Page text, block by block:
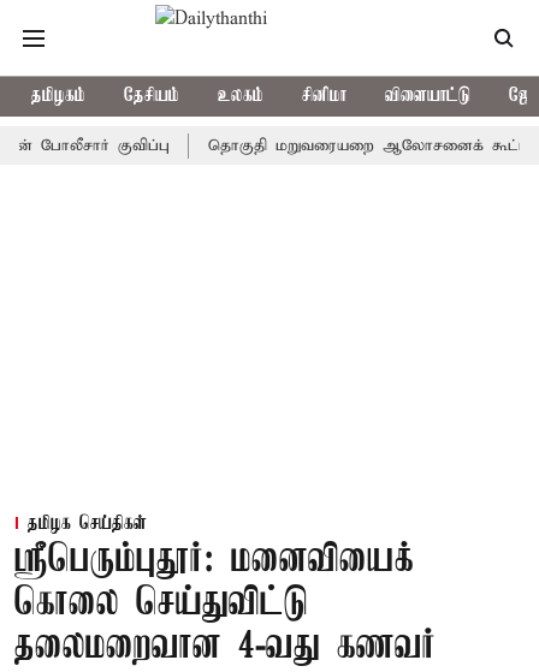
தமிழகம் தேசியம் உலகம் சினிமா விளையாட்டு
குவிப்பு தொகுதி மறுவரையறை ஆலோசனைக் கூட்டம்:
தமிழக செய்திகள்
ஸ்ரீபெரும்புதூர்: மனைவியைக்
கொலை செய்துவிட்டு
தலைமறைவான 4-வது கணவர்